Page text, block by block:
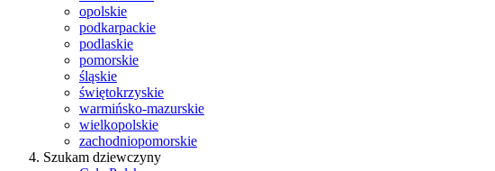
opolskie
podkarpackie
podlaskie
pomorskie
śląskie
świętokrzyskie
warmińsko-mazurskie
wielkopolskie
zachodniopomorskie
Szukam dziewczyny